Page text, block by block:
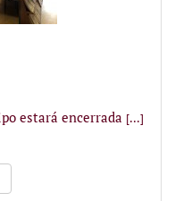
estará encerrada [...]